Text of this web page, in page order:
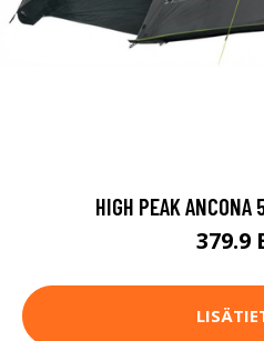
HIGH PEAK ANCONA
379.9